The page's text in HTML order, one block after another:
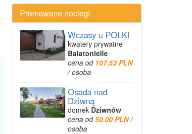
Promowane noclegi
Wczasy u POLKI
kwatery prywatne
Balatonlelle
cena od 107.53 PLN
/ osoba
Osada nad
Dziwną
domek Dziwnów
cena od50.00 PLN/
osoba